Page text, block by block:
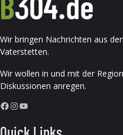
Wir bringen Nachrichten aus
Vaterstetten.
Wir wollen in und mit der
Diskussionen anregen.
Facebook InstagramYouTube